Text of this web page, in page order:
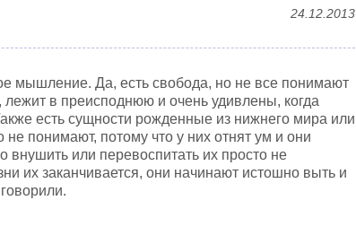
24.12.2013
мышление. Да, есть свобода, но не все понимают
лежит в преисподнюю и очень удивлены, когда
есть сущности рожденные из нижнего мира или
понимают, потому что у них отнят ум и они
внушить или перевоспитать их просто не
их заканчивается, они начинают истошно выть и